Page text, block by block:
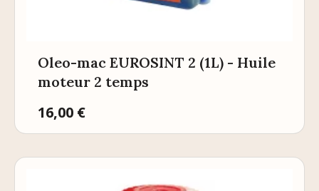
Oleo-mac EUROSINT 2 (1L) - Huile
moteur 2 temps
Prix
16,00 €